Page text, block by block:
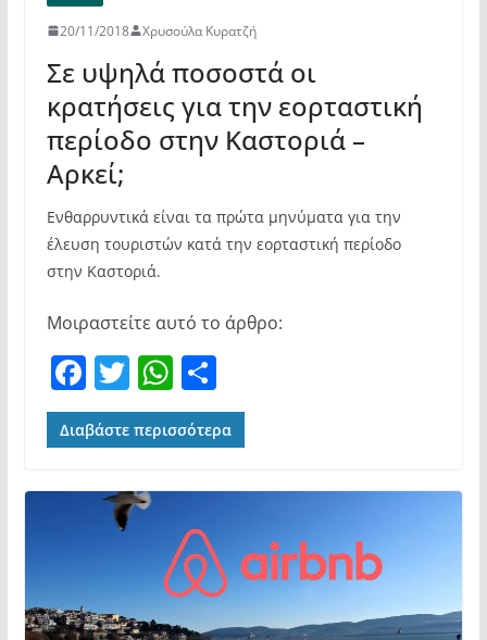
20/11/2018 Χρυσούλα Κυρατζή
Σε υψηλά ποσοστά οι
κρατήσεις για την εορταστική
περίοδο στην Καστοριά –
Αρκεί;
Ενθαρρυντικά είναι τα πρώτα μηνύματα για την
έλευση τουριστών κατά την εορταστική περίοδο
στην Καστοριά.
Μοιραστείτε αυτό το άρθρο:
F
a
c
b
o
k
T
w
itt
W
h
at
p
p
Μ
οι
ρ
τε
ίτ
ε
Διαβάστε περισσότερα